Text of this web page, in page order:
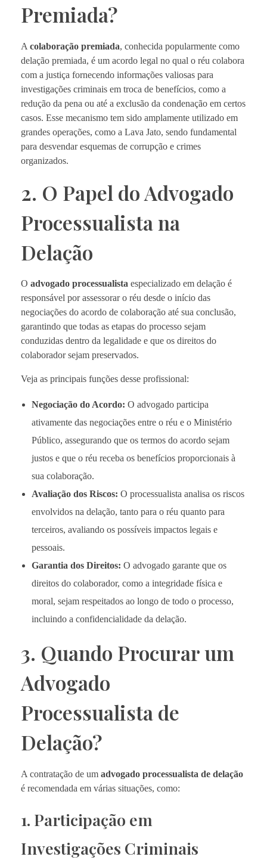
Premiada?
A colaboração premiada, conhecida popularmente como
delação premiada, é um acordo legal no qual o réu colabora
com a justiça fornecendo informações valiosas para
investigações criminais em troca de benefícios, como a
redução da pena ou até a exclusão da condenação em certos
casos. Esse mecanismo tem sido amplamente utilizado em
grandes operações, como a Lava Jato, sendo fundamental
para desvendar esquemas de corrupção e crimes
organizados.
2. O Papel do Advogado
Processualista na
Delação
O advogado processualista especializado em delação é
responsável por assessorar o réu desde o início das
negociações do acordo de colaboração até sua conclusão,
garantindo que todas as etapas do processo sejam
conduzidas dentro da legalidade e que os direitos do
colaborador sejam preservados.
Veja as principais funções desse profissional:
Negociação do Acordo: O advogado participa
ativamente das negociações entre o réu e o Ministério
Público, assegurando que os termos do acordo sejam
justos e que o réu receba os benefícios proporcionais à
sua colaboração.
Avaliação dos Riscos: O processualista analisa os riscos
envolvidos na delação, tanto para o réu quanto para
terceiros, avaliando os possíveis impactos legais e
pessoais.
Garantia dos Direitos: O advogado garante que os
direitos do colaborador, como a integridade física e
moral, sejam respeitados ao longo de todo o processo,
incluindo a confidencialidade da delação.
3. Quando Procurar um
Advogado
Processualista de
Delação?
A contratação de um advogado processualista de delação
é recomendada em várias situações, como:
1. Participação em
Investigações Criminais